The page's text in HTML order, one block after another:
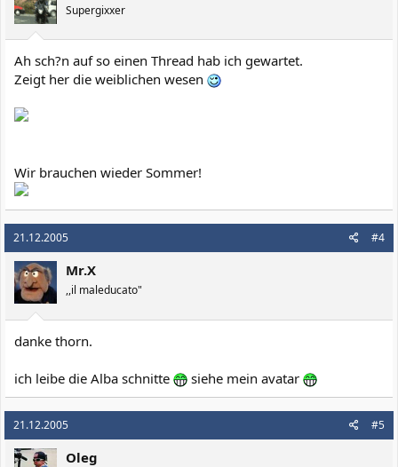
Supergixxer
Ah sch?n auf so einen Thread hab ich gewartet.
Zeigt her die weiblichen wesen
Wir brauchen wieder Sommer!
21.12.2005 #4
Mr.X
,,il maleducato"
danke thorn.
ich leibe die Alba schnitte siehe mein avatar
21.12.2005 #5
Oleg